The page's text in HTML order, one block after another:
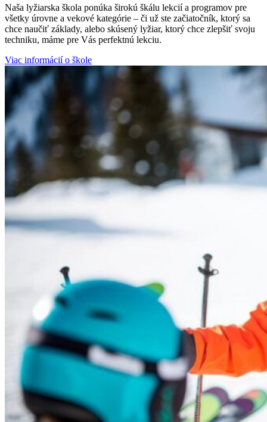
Naša lyžiarska škola ponúka širokú škálu lekcií a programov pre
všetky úrovne a vekové kategórie – či už ste začiatočník, ktorý sa
chce naučiť základy, alebo skúsený lyžiar, ktorý chce zlepšiť svoju
techniku, máme pre Vás perfektnú lekciu.
Viac informácií o škole